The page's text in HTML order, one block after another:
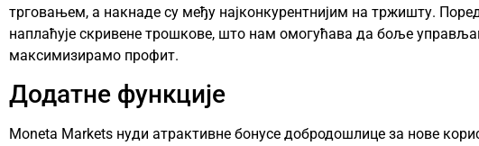
трговањем, а накнаде су међу најконкурентнијим на тржишту.
наплаћује скривене трошкове, што нам омогућава да боље
максимизирамо профит.
Додатне функције
Moneta Markets нуди атрактивне бонусе добродошлице за нове